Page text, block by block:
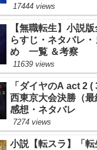
17444 views
【無職転生】小説
らすじ・ネタバレ・
め 一覧 ＆考察
11639 views
「ダイヤのA act 2 (
西東京大会決勝（最
感想・ネタバレ
7274 views
小説【転スラ】「転